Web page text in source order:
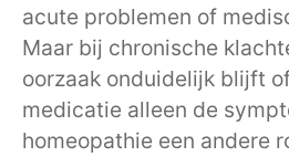
acute problemen of
Maar bij chronische
oorzaak onduidelijk blijft
medicatie alleen de
homeopathie een andere